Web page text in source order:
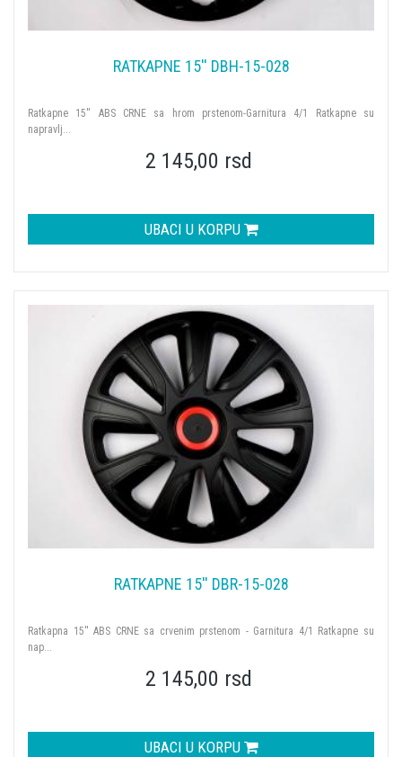
RATKAPNE 15'' DBH-15-028
Ratkapne 15'' ABS CRNE sa hrom prstenom-Garnitura 4/1 Ratkapne su
napravlj...
2 145,00 rsd
UBACI U KORPU
RATKAPNE 15'' DBR-15-028
Ratkapna 15'' ABS CRNE sa crvenim prstenom - Garnitura 4/1 Ratkapne su
nap...
2 145,00 rsd
UBACI U KORPU